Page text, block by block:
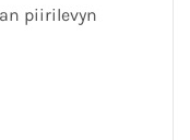
piirilevyn